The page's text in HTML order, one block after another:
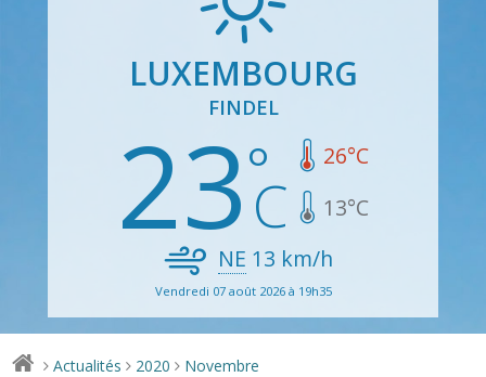
LUXEMBOURG
FINDEL
23 26°C
13°C
NE 13 km/h
Vendredi 07 août 2026 à 19h35
> Actualités > 2020 > Novembre